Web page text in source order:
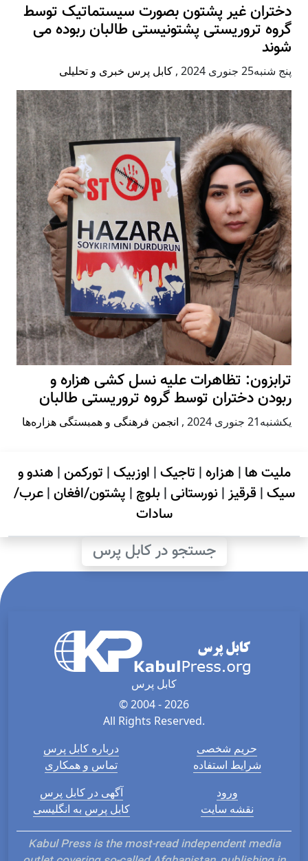
دختران غیر پشتون بصورت سیستماتیک توسط
گروه تروریستی پشتونیستی طالبان ربوده می
شوند
پنج شنبه25 جنوری 2024 , کابل پرس خبری و تحلیلی
ترابزون: تظاهرات علیه نسل کشی هزاره و
ربودن دختران توسط گروه تروریستی طالبان
يكشنبه21 جنوری 2024 , انجمن فرهنگی و همبستگی هزاره‌ها
ملیت ها | هزاره| تاجیک| اوزبیک| تورکمن| هندو و
سیک| قرقیز| نورستانی| بلوچ | پشتون/افغان|عرب/
سادات
جستجو در کابل پرس
کابل پرس
© 2004 - 2026
All Rights Reserved.
درباره کابل پرس
تماس و همکاری
حریم شخصی
شرایط استفاده
آگهی در کابل پرس
کابل پرس به انگلیسی
ورود
نقشه سایت
Kabul Press is the most-read independent media